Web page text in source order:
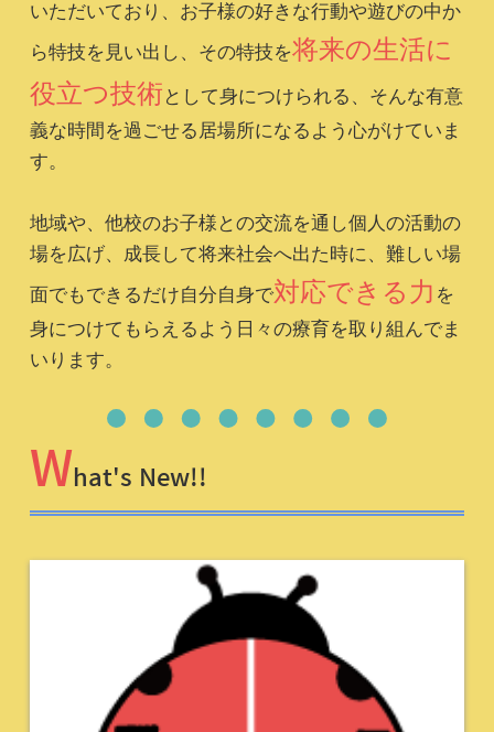
いただいており、お子様の好きな行動や遊びの中か
ら特技を見い出し、その特技を将来の生活に
役立つ技術 として身につけられる、そんな有意
義な時間を過ごせる居場所になるよう心がけていま
す。
地域や、他校のお子様との交流を通し個人の活動の
場を広げ、成長して将来社会へ出た時に、難しい場
面でもできるだけ自分自身で対応できる力 を
身につけてもらえるよう日々の療育を取り組んでま
いります。
What's New!!